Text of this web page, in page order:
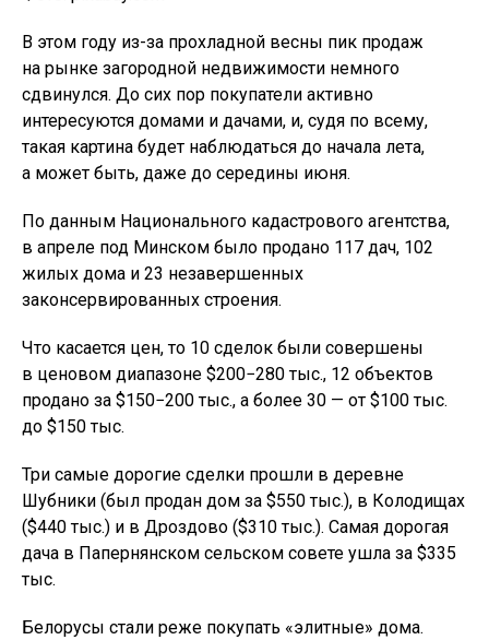
В этом году из-за прохладной весны пик продаж
на рынке загородной недвижимости немного
сдвинулся. До сих пор покупатели активно
интересуются домами и дачами, и, судя по всему,
такая картина будет наблюдаться до начала лета,
а может быть, даже до середины июня.
По данным Национального кадастрового агентства,
в апреле под Минском было продано 117 дач, 102
жилых дома и 23 незавершенных
законсервированных строения.
Что касается цен, то 10 сделок были совершены
в ценовом диапазоне $200−280 тыс., 12 объектов
продано за $150−200 тыс., а более 30 — от $100 тыс.
до $150 тыс.
Три самые дорогие сделки прошли в деревне
Шубники (был продан дом за $550 тыс.), в Колодищах
($440 тыс.) и в Дроздово ($310 тыс.). Самая дорогая
дача в Папернянском сельском совете ушла за $335
тыс.
Белорусы стали реже покупать «элитные» дома.